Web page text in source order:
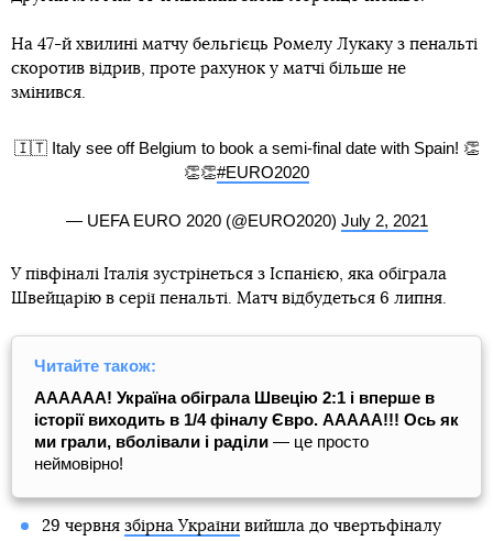
На 47-й хвилині матчу бельгієць Ромелу Лукаку з пенальті
скоротив відрив, проте рахунок у матчі більше не
змінився.
🇮🇹 Italy see off Belgium to book a semi-final date with Spain! 👏
👏👏#EURO2020
— UEFA EURO 2020 (@EURO2020) July 2, 2021
У півфіналі Італія зустрінеться з Іспанією, яка обіграла
Швейцарію в серії пенальті. Матч відбудеться 6 липня.
Читайте також:
АААААА! Україна обіграла Швецію 2:1 і вперше в
історії виходить в 1/4 фіналу Євро. ААААА!!! Ось як
ми грали, вболівали і раділи — це просто
неймовірно!
29 червня збірна Українивийшла до чвертьфіналу